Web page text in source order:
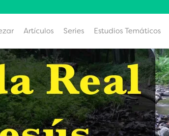
Artículos Series Estudios Temáticos